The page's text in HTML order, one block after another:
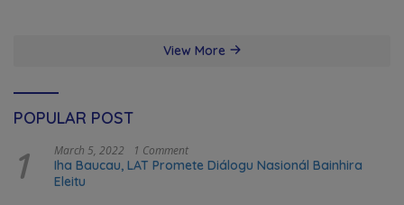
View More
POPULAR POST
1 March 5, 2022 1 Comment
Iha Baucau, LAT Promete Diálogu Nasionál Bainhira
Eleitu